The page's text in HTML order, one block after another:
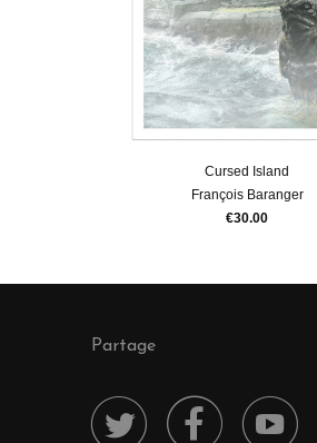
Cursed Island
François Baranger
€30.00
Partage